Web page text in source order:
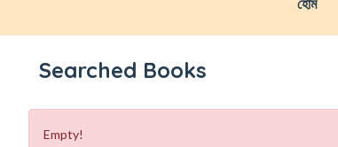
হোম
Searched Books
Empty!